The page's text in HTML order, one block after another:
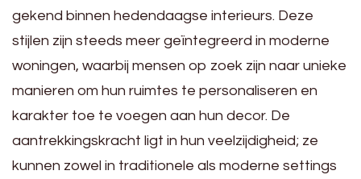
gekend binnen hedendaagse interieurs. Deze
stijlen zijn steeds meer geïntegreerd in moderne
woningen, waarbij mensen op zoek zijn naar unieke
manieren om hun ruimtes te personaliseren en
karakter toe te voegen aan hun decor. De
aantrekkingskracht ligt in hun veelzijdigheid; ze
kunnen zowel in traditionele als moderne settings